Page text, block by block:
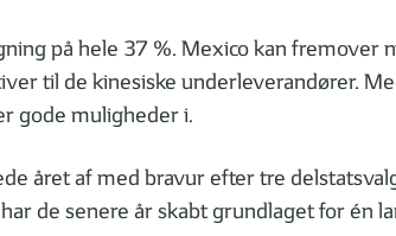
på hele 37 %. Mexico kan fremover
til de kinesiske underleverandører.
gode muligheder i.
året af med bravur efter tre
de senere år skabt grundlaget for én